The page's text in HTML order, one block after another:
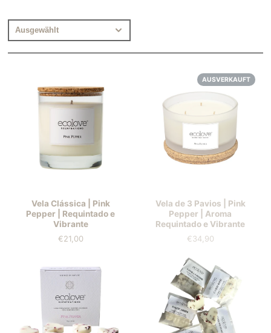
Vela Clássica | Pink
Pepper | Requintado e
Vibrante
Preis
€21,00
AUSVERKAUFT
Vela de 3 Pavios | Pink
Pepper | Aroma
Requintado e Vibrante
Preis
€34,90